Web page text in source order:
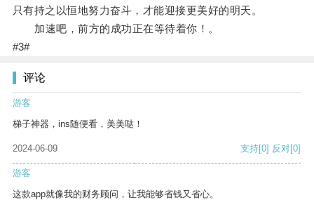
只有持之以恒地努力奋斗，才能迎接更美好的明天。
加速吧，前方的成功正在等待着你！。
#3#
评论
游客
梯子神器，ins随便看，美美哒！
2024-06-09 支持[0] 反对[0]
游客
这款app就像我的财务顾问，让我能够省钱又省心。